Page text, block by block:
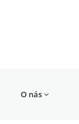
O nás